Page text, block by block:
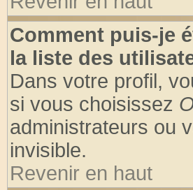
Comment puis-je
la liste des
Dans votre profil,
si vous choisissez
administrateurs ou
invisible.
Revenir en haut